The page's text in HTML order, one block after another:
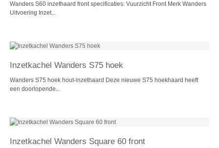
Wanders S60 inzethaard front specificaties: Vuurzicht Front Merk Wanders
Uitvoering Inzet...
Inzetkachel Wanders S75 hoek
Wanders S75 hoek hout-inzethaard Deze nieuwe S75 hoekhaard heeft
een doorlopende...
Inzetkachel Wanders Square 60 front